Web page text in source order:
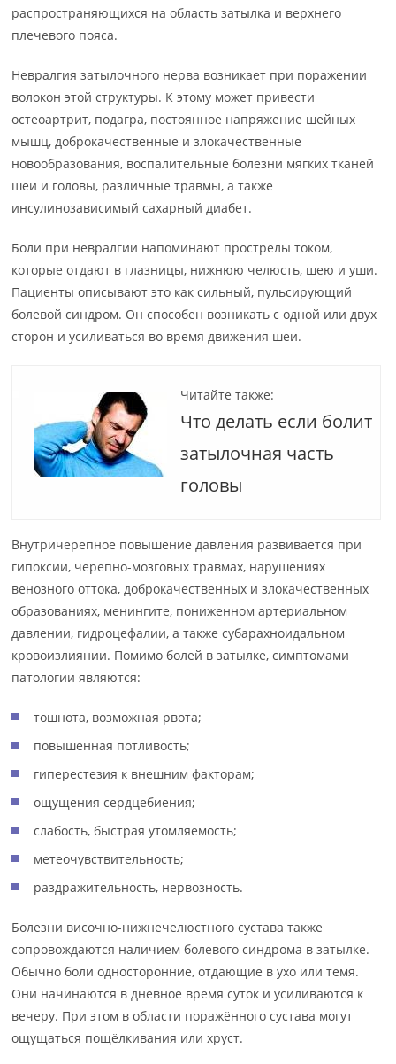
распространяющихся на область затылка и верхнего
плечевого пояса.
Невралгия затылочного нерва возникает при поражении
волокон этой структуры. К этому может привести
остеоартрит, подагра, постоянное напряжение шейных
мышц, доброкачественные и злокачественные
новообразования, воспалительные болезни мягких тканей
шеи и головы, различные травмы, а также
инсулинозависимый сахарный диабет.
Боли при невралгии напоминают прострелы током,
которые отдают в глазницы, нижнюю челюсть, шею и уши.
Пациенты описывают это как сильный, пульсирующий
болевой синдром. Он способен возникать с одной или двух
сторон и усиливаться во время движения шеи.
Читайте также:
Что делать если болит
затылочная часть
головы
Внутричерепное повышение давления развивается при
гипоксии, черепно-мозговых травмах, нарушениях
венозного оттока, доброкачественных и злокачественных
образованиях, менингите, пониженном артериальном
давлении, гидроцефалии, а также субарахноидальном
кровоизлиянии. Помимо болей в затылке, симптомами
патологии являются:
тошнота, возможная рвота;
повышенная потливость;
гиперестезия к внешним факторам;
ощущения сердцебиения;
слабость, быстрая утомляемость;
метеочувствительность;
раздражительность, нервозность.
Болезни височно-нижнечелюстного сустава также
сопровождаются наличием болевого синдрома в затылке.
Обычно боли односторонние, отдающие в ухо или темя.
Они начинаются в дневное время суток и усиливаются к
вечеру. При этом в области поражённого сустава могут
ощущаться пощёлкивания или хруст.